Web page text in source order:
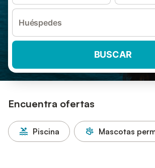
Huéspedes
BUSCAR
Encuentra ofertas
Piscina Mascotas